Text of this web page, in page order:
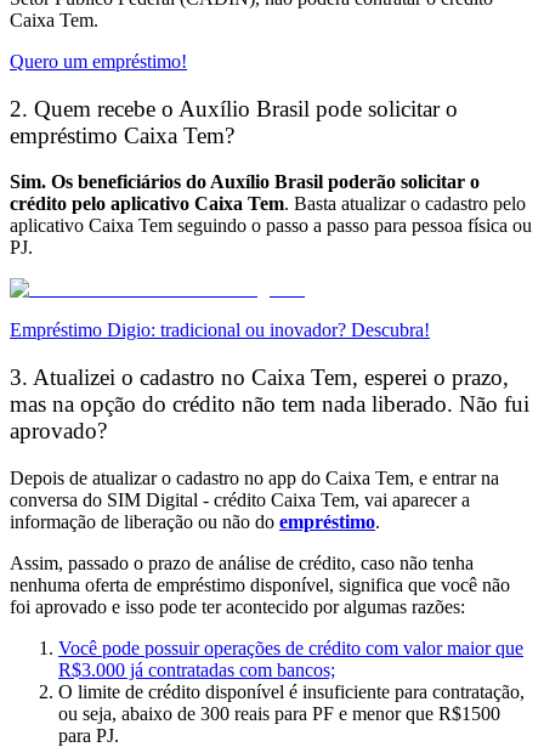
Caixa Tem.
Quero um empréstimo!
2. Quem recebe o Auxílio Brasil pode solicitar o
empréstimo Caixa Tem?
Sim. Os beneficiários do Auxílio Brasil poderão solicitar o
crédito pelo aplicativo Caixa Tem. Basta atualizar o cadastro pelo
aplicativo Caixa Tem seguindo o passo a passo para pessoa física ou
PJ.
Empréstimo Digio: tradicional ou inovador? Descubra!
3. Atualizei o cadastro no Caixa Tem, esperei o prazo,
mas na opção do crédito não tem nada liberado. Não fui
aprovado?
Depois de atualizar o cadastro no app do Caixa Tem, e entrar na
conversa do SIM Digital - crédito Caixa Tem, vai aparecer a
informação de liberação ou não do empréstimo.
Assim, passado o prazo de análise de crédito, caso não tenha
nenhuma oferta de empréstimo disponível, significa que você não
foi aprovado e isso pode ter acontecido por algumas razões:
Você pode possuir operações de crédito com valor maior que
R$3.000 já contratadas com bancos;
O limite de crédito disponível é insuficiente para contratação,
ou seja, abaixo de 300 reais para PF e menor que R$1500
para PJ.